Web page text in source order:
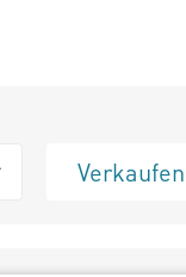
Verkaufen